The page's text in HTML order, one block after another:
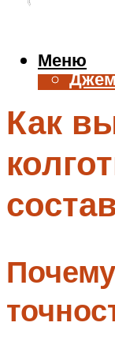
Жилет
Меню
Меню
Как